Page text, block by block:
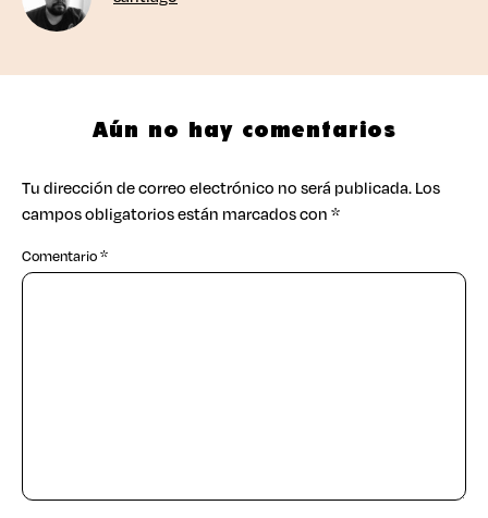
Aún no hay comentarios
Tu dirección de correo electrónico no será publicada.Los
campos obligatorios están marcados con*
Comentario*